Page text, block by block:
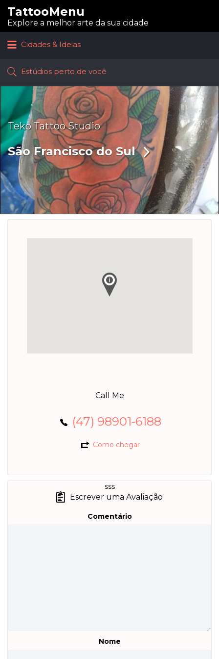
TattooMenu
Explore a melhor arte da sua cidade
Cidades & Ideias
Estúdios perto de você
Teko Tattoo Studio
São Francisco do Sul
Call Me
(47) 98901-6188
Como chegar
sss
Escrever uma Avaliação
Comentário
Nome